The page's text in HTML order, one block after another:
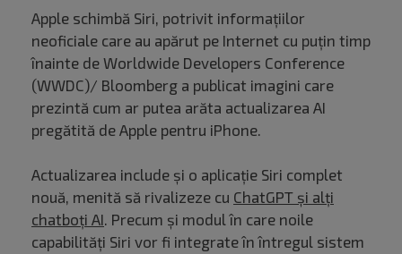
Apple schimbă Siri, potrivit informațiilor
neoficiale care au apărut pe Internet cu puțin timp
înainte de Worldwide Developers Conference
(WWDC)/ Bloomberg a publicat imagini care
prezintă cum ar putea arăta actualizarea AI
pregătită de Apple pentru iPhone.
Actualizarea include și o aplicație Siri complet
nouă, menită să rivalizeze cu ChatGPT și alți
chatboți AI. Precum și modul în care noile
capabilități Siri vor fi integrate în întregul sistem